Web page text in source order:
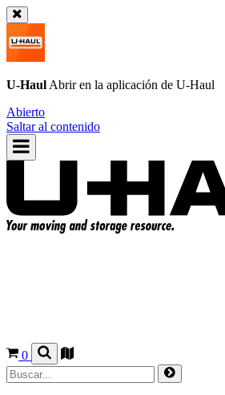
U-Haul Abrir en la aplicación de U-Haul
Abierto
Saltar al contenido
0